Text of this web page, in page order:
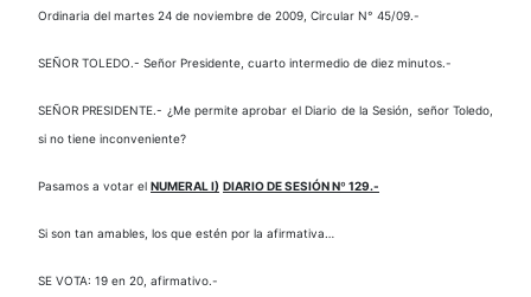
Ordinaria del martes 24 de noviembre de 2009, Circular N° 45/09.-
SEÑOR TOLEDO.- Señor Presidente, cuarto intermedio de diez minutos.-
SEÑOR PRESIDENTE.- ¿Me permite aprobar el Diario de la Sesión, señor Toledo,
si no tiene inconveniente?
Pasamos a votar el NUMERAL I) DIARIO DE SESIÓN Nº 129.-
Si son tan amables, los que estén por la afirmativa…
SE VOTA: 19 en 20, afirmativo.-